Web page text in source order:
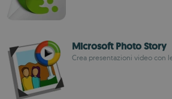
Microsoft Photo Story
Crea presentazioni video con